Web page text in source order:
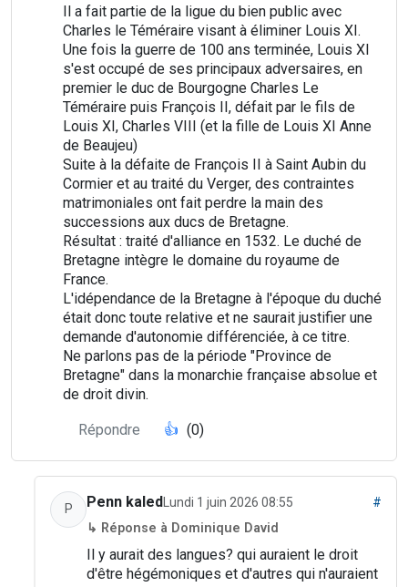
Il a fait partie de la ligue du bien public avec
Charles le Téméraire visant à éliminer Louis XI.
Une fois la guerre de 100 ans terminée, Louis XI
s'est occupé de ses principaux adversaires, en
premier le duc de Bourgogne Charles Le
Téméraire puis François II, défait par le fils de
Louis XI, Charles VIII (et la fille de Louis XI Anne
de Beaujeu)
Suite à la défaite de François II à Saint Aubin du
Cormier et au traité du Verger, des contraintes
matrimoniales ont fait perdre la main des
successions aux ducs de Bretagne.
Résultat : traité d'alliance en 1532. Le duché de
Bretagne intègre le domaine du royaume de
France.
L'idépendance de la Bretagne à l'époque du duché
était donc toute relative et ne saurait justifier une
demande d'autonomie différenciée, à ce titre.
Ne parlons pas de la période "Province de
Bretagne" dans la monarchie française absolue et
de droit divin.
Répondre 👍 (0)
P Penn kaled Lundi 1 juin 2026 08:55 #
↳ Réponse à Dominique David
Il y aurait des langues? qui auraient le droit
d'être hégémoniques et d'autres qui n'auraient